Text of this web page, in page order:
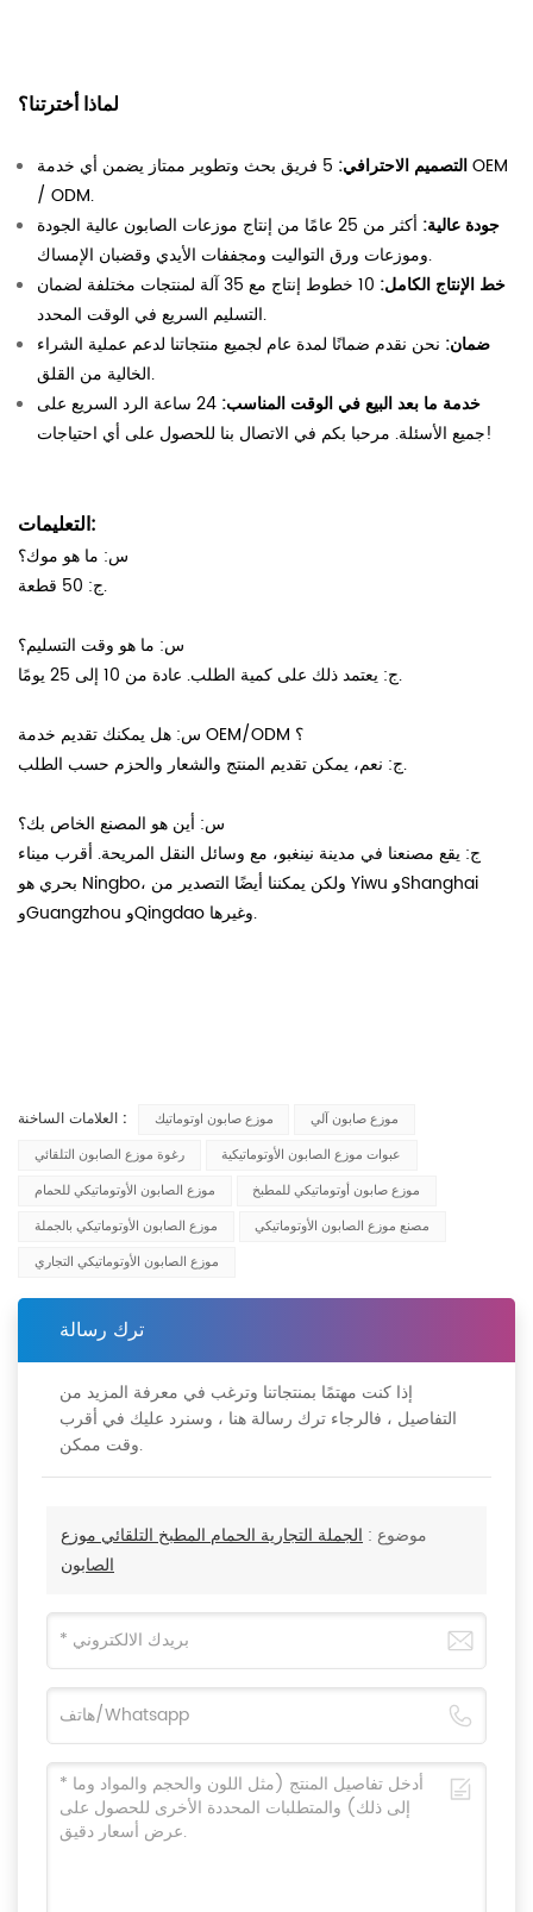
لماذا أخترتنا؟
التصميم الاحترافي:
5 فريق بحث وتطوير ممتاز يضمن أي خدمة OEM
/ ODM.
جودة عالية:
أكثر من 25 عامًا من إنتاج موزعات الصابون عالية الجودة
وموزعات ورق التواليت ومجففات الأيدي وقضبان الإمساك.
خط الإنتاج الكامل:
10 خطوط إنتاج مع 35 آلة لمنتجات مختلفة لضمان
التسليم السريع في الوقت المحدد.
ضمان: نحن نقدم ضمانًا لمدة عام لجميع منتجاتنا لدعم عملية الشراء
الخالية من القلق.
خدمة ما بعد البيع في الوقت المناسب:
24 ساعة الرد السريع على
جميع الأسئلة. مرحبا بكم في الاتصال بنا للحصول على أي احتياجات!
التعليمات:
س: ما هو موك؟
ج: 50 قطعة.
س: ما هو وقت التسليم؟
ج: يعتمد ذلك على كمية الطلب. عادة من 10 إلى 25 يومًا.
س: هل يمكنك تقديم خدمة OEM/ODM ؟
ج: نعم، يمكن تقديم المنتج والشعار والحزم حسب الطلب.
س: أين هو المصنع الخاص بك؟
ج: يقع مصنعنا في مدينة نينغبو، مع وسائل النقل المريحة. أقرب ميناء
بحري هو Ningbo، ولكن يمكننا أيضًا التصدير من Yiwu وShanghai
وGuangzhou وQingdao وغيرها.
العلامات الساخنة : موزع صابون اوتوماتيك
موزع صابون آلي
رغوة موزع الصابون التلقائي
عبوات موزع الصابون الأوتوماتيكية
موزع الصابون الأوتوماتيكي للحمام
موزع صابون أوتوماتيكي للمطبخ
موزع الصابون الأوتوماتيكي بالجملة
مصنع موزع الصابون الأوتوماتيكي
موزع الصابون الأوتوماتيكي التجاري
ترك رسالة
إذا كنت مهتمًا بمنتجاتنا وترغب في معرفة المزيد من
التفاصيل ، فالرجاء ترك رسالة هنا ، وسنرد عليك في أقرب
وقت ممكن.
موضوع : الجملة التجارية الحمام المطبخ التلقائي موزع
الصابون